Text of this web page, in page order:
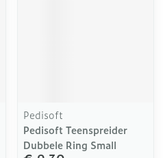
Pedisoft
Pedisoft Teenspreider
Dubbele Ring Small